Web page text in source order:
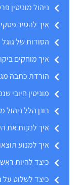
ניהול מוניטין
איך להסיר פסקי
הסודות של גוגל
איך מוחקים
הורדת כתבה
מוניטין חיובי
רונן הלל ניהול
איך לנקות את
איך למנוע
כיצד להיות
כיצד לשלוט על